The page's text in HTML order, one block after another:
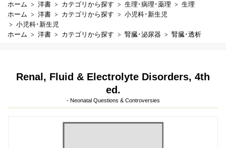
ホーム 洋書 カテゴリから探す 生理･病理･薬理
生理
ホーム
洋書 カテゴリから探す
小児科･新生児
小児科･新生児
ホーム
洋書 カテゴリから探す 腎臓･泌尿器 腎臓･透析
Renal, Fluid & Electrolyte Disorders, 4th
ed.
- Neonatal Questions & Controversies